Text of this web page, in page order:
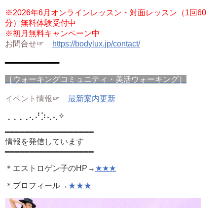
※2026年6月オンラインレッスン・対面レッスン（1回60
分）無料体験受付中
※初月無料キャンペーン中
お問合せ☞
https://bodylux.jp/contact/
━━━━━━━━━━━
［ウォーキングコミュニティ・美活ウォーキング］
イベント情報☞ 最新案内更新
⢀⢀⢀⢀⢄⠜⡱⢄⢄ ✧
━━━━━━━━━━━━━━━━━━
情報を発信しています
━━━━━━━━━━━━━━━━━━
＊エストロゲン子のHP→ ★★★
＊プロフィール→ ★★★